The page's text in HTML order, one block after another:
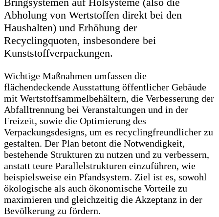
Abholung von Wertstoffen direkt bei den
Haushalten) und Erhöhung der
Recyclingquoten, insbesondere bei
Kunststoffverpackungen.
Wichtige Maßnahmen umfassen die
flächendeckende Ausstattung öffentlicher Gebäude
mit Wertstoffsammelbehältern, die Verbesserung der
Abfalltrennung bei Veranstaltungen und in der
Freizeit, sowie die Optimierung des
Verpackungsdesigns, um es recyclingfreundlicher zu
gestalten. Der Plan betont die Notwendigkeit,
bestehende Strukturen zu nutzen und zu verbessern,
anstatt teure Parallelstrukturen einzuführen, wie
beispielsweise ein Pfandsystem. Ziel ist es, sowohl
ökologische als auch ökonomische Vorteile zu
maximieren und gleichzeitig die Akzeptanz in der
Bevölkerung zu fördern.